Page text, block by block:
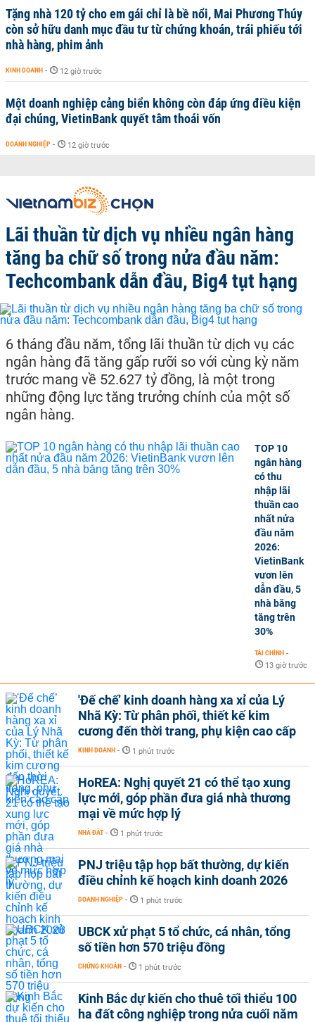
Tặng nhà 120 tỷ cho em gái chỉ là bề nổi, Mai Phương Thúy
còn sở hữu danh mục đầu tư từ chứng khoán, trái phiếu tới
nhà hàng, phim ảnh
KINH DOANH - 12 giờ trước
Một doanh nghiệp cảng biển không còn đáp ứng điều kiện
đại chúng, VietinBank quyết tâm thoái vốn
DOANH NGHIỆP - 12 giờ trước
Lãi thuần từ dịch vụ nhiều ngân hàng
tăng ba chữ số trong nửa đầu năm:
Techcombank dẫn đầu, Big4 tụt hạng
6 tháng đầu năm, tổng lãi thuần từ dịch vụ các
ngân hàng đã tăng gấp rưỡi so với cùng kỳ năm
trước mang về 52.627 tỷ đồng, là một trong
những động lực tăng trưởng chính của một số
ngân hàng.
TOP 10
ngân hàng
có thu
nhập lãi
thuần cao
nhất nửa
đầu năm
2026:
VietinBank
vươn lên
dẫn đầu, 5
nhà băng
tăng trên
30%
TÀI CHÍNH -
13 giờ trước
'Đế chế’ kinh doanh hàng xa xỉ của Lý
Nhã Kỳ: Từ phân phối, thiết kế kim
cương đến thời trang, phụ kiện cao cấp
KINH DOANH - 1 phút trước
HoREA: Nghị quyết 21 có thể tạo xung
lực mới, góp phần đưa giá nhà thương
mại về mức hợp lý
NHÀ ĐẤT - 1 phút trước
PNJ triệu tập họp bất thường, dự kiến
điều chỉnh kế hoạch kinh doanh 2026
DOANH NGHIỆP - 1 phút trước
UBCK xử phạt 5 tổ chức, cá nhân, tổng
số tiền hơn 570 triệu đồng
CHỨNG KHOÁN - 1 phút trước
Kinh Bắc dự kiến cho thuê tối thiểu 100
ha đất công nghiệp trong nửa cuối năm